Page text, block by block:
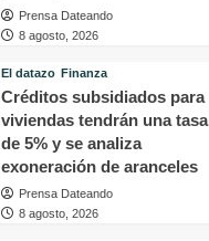
Prensa Dateando
8 agosto, 2026
El datazo Finanza
Créditos subsidiados para
viviendas tendrán una tasa
de 5% y se analiza
exoneración de aranceles
Prensa Dateando
8 agosto, 2026